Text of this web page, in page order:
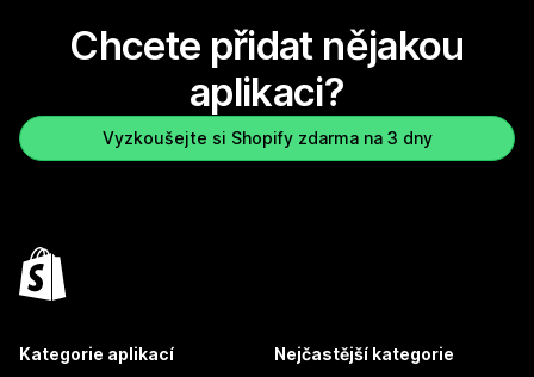
Chcete přidat nějakou
aplikaci?
Vyzkoušejte si Shopify zdarma na 3 dny
Kategorie aplikací Nejčastější kategorie